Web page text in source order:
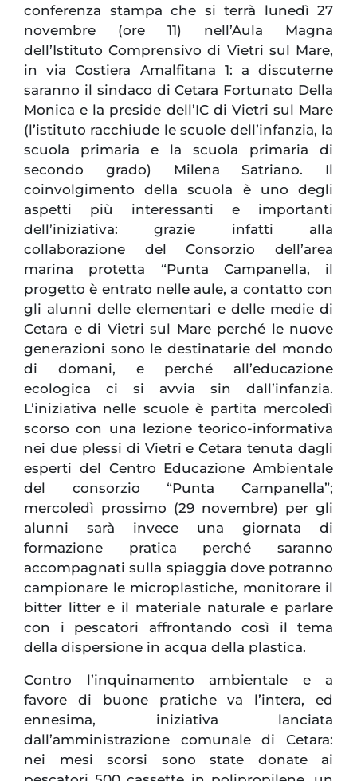
conferenza stampa che si terrà lunedì 27
novembre (ore 11) nell’Aula Magna
dell’Istituto Comprensivo di Vietri sul Mare,
in via Costiera Amalfitana 1: a discuterne
saranno il sindaco di Cetara Fortunato Della
Monica e la preside dell’IC di Vietri sul Mare
(l’istituto racchiude le scuole dell’infanzia, la
scuola primaria e la scuola primaria di
secondo grado) Milena Satriano. Il
coinvolgimento della scuola è uno degli
aspetti più interessanti e importanti
dell’iniziativa: grazie infatti alla
collaborazione del Consorzio dell’area
marina protetta “Punta Campanella, il
progetto è entrato nelle aule, a contatto con
gli alunni delle elementari e delle medie di
Cetara e di Vietri sul Mare perché le nuove
generazioni sono le destinatarie del mondo
di domani, e perché all’educazione
ecologica ci si avvia sin dall’infanzia.
L’iniziativa nelle scuole è partita mercoledì
scorso con una lezione teorico-informativa
nei due plessi di Vietri e Cetara tenuta dagli
esperti del Centro Educazione Ambientale
del consorzio “Punta Campanella”;
mercoledì prossimo (29 novembre) per gli
alunni sarà invece una giornata di
formazione pratica perché saranno
accompagnati sulla spiaggia dove potranno
campionare le microplastiche, monitorare il
bitter litter e il materiale naturale e parlare
con i pescatori affrontando così il tema
della dispersione in acqua della plastica.
Contro l’inquinamento ambientale e a
favore di buone pratiche va l’intera, ed
ennesima, iniziativa lanciata
dall’amministrazione comunale di Cetara:
nei mesi scorsi sono state donate ai